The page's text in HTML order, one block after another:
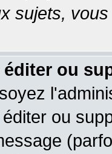
sujets,
ou
ou